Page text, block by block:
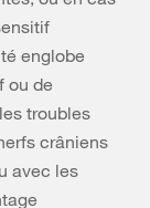
englobe
ou de
troubles
crâniens
avec les